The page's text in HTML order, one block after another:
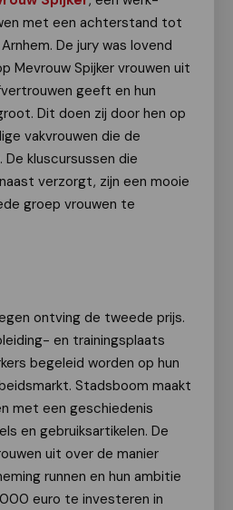
met een achterstand tot
De jury was lovend
Mevrouw Spijker vrouwen uit
geeft en hun
Dit doen zij door hen op
vakvrouwen die de
De kluscursussen die
verzorgt, zijn een mooie
groep vrouwen te
ontving de tweede prijs.
en trainingsplaats
begeleid worden op hun
Stadsboom maakt
met een geschiedenis
en gebruiksartikelen. De
uit over de manier
runnen en hun ambitie
euro te investeren in